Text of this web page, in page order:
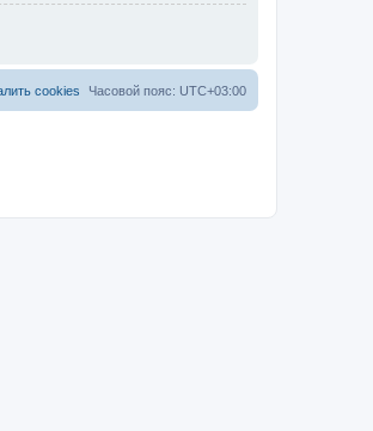
Часовой пояс: UTC+03:00
cookies